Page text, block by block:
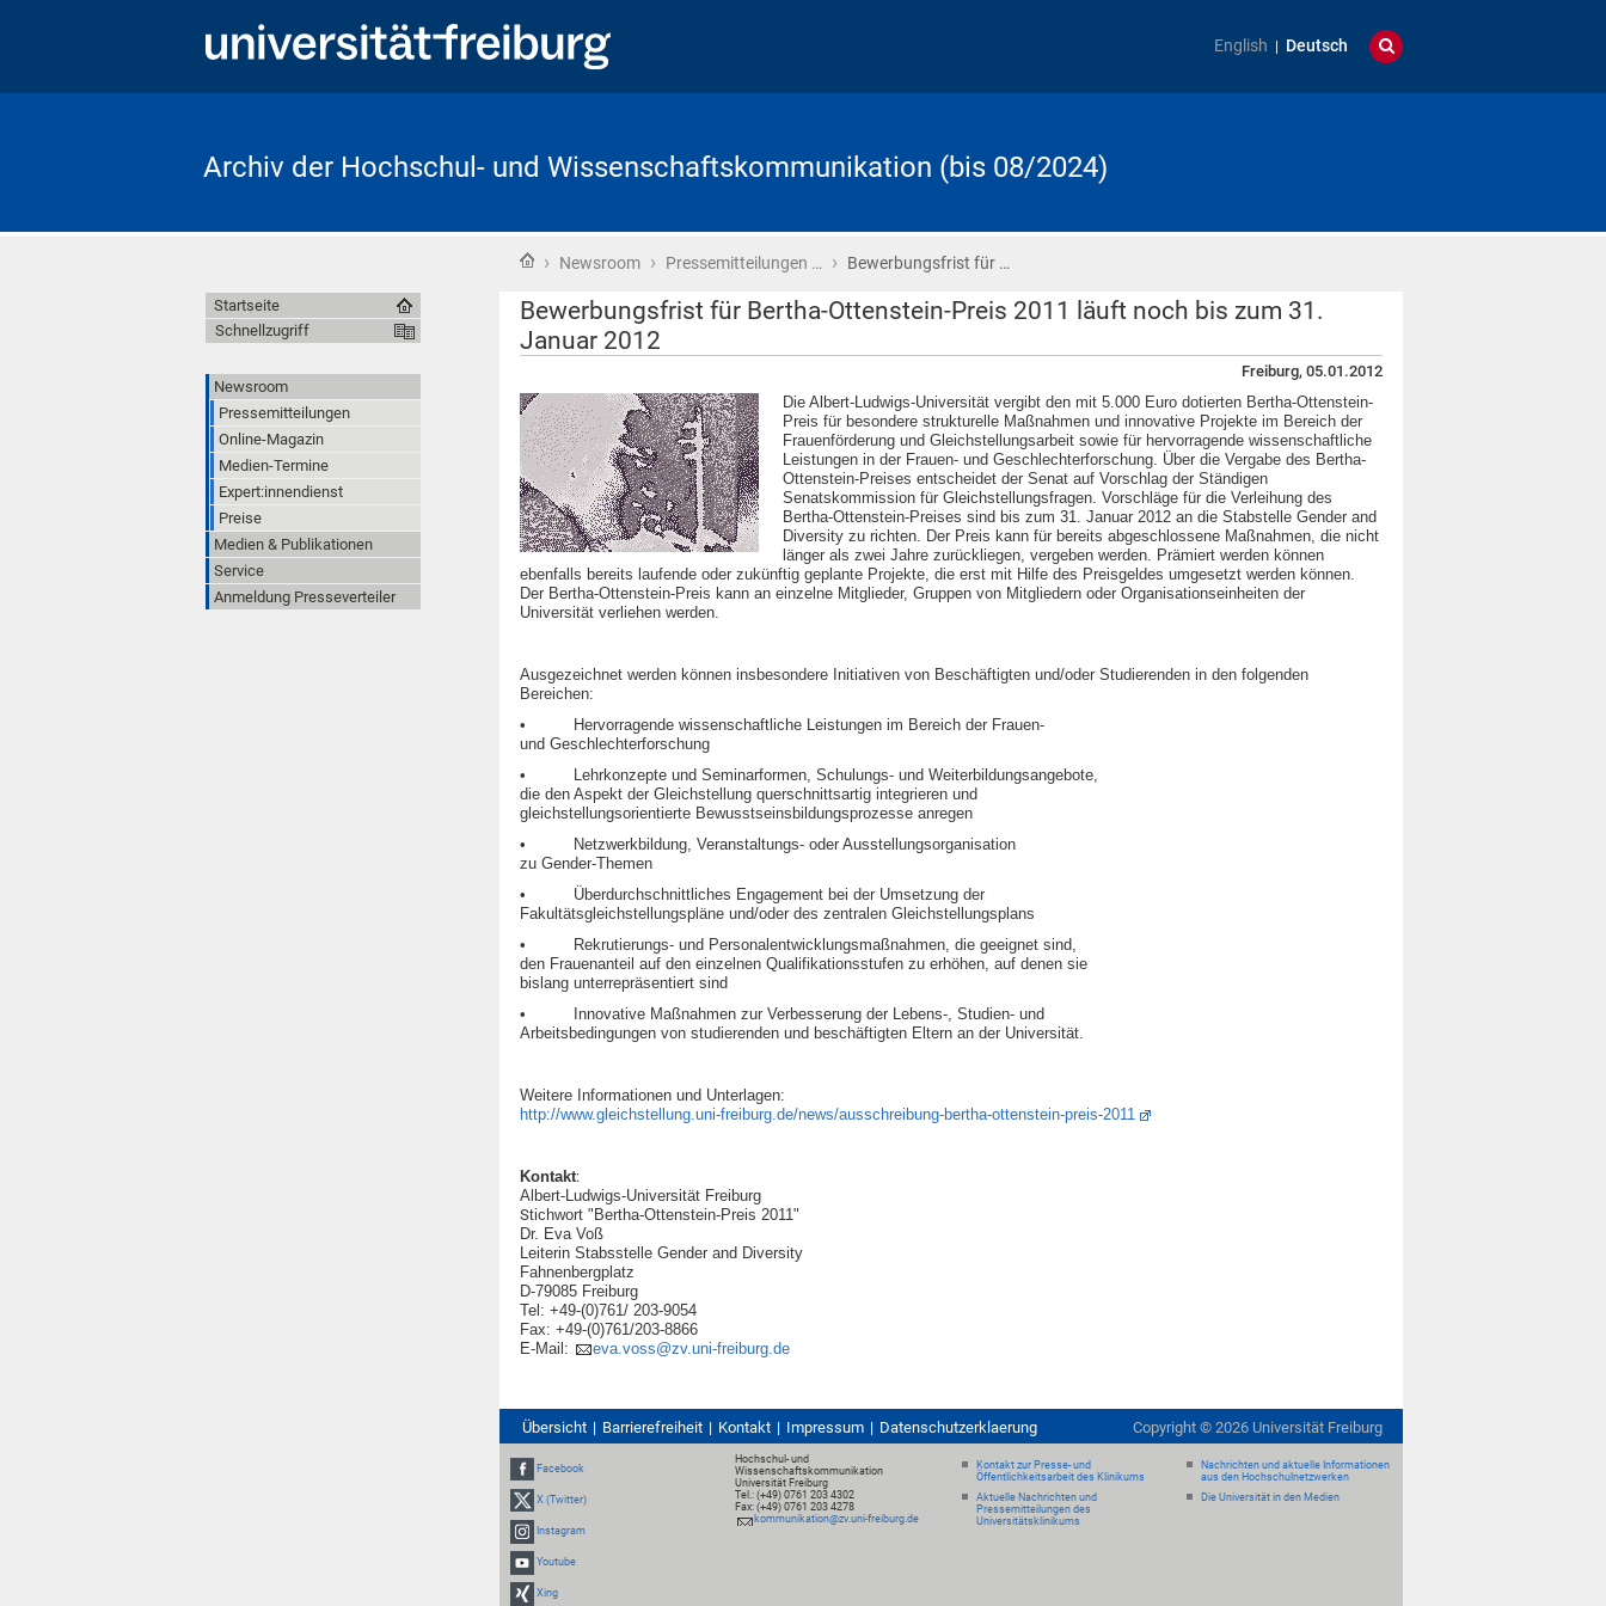
English Deutsch
Archiv der Hochschul- und Wissenschaftskommunikation (bis 08/2024)
Startseite
› Newsroom › Pressemitteilungen … › Bewerbungsfrist für …
Bewerbungsfrist für Bertha-Ottenstein-Preis 2011 läuft noch bis zum 31.
Januar 2012
Freiburg, 05.01.2012
Die Albert-Ludwigs-Universität vergibt den mit 5.000 Euro dotierten Bertha-Ottenstein-
Preis für besondere strukturelle Maßnahmen und innovative Projekte im Bereich der
Frauenförderung und Gleichstellungsarbeit sowie für hervorragende wissenschaftliche
Leistungen in der Frauen- und Geschlechterforschung. Über die Vergabe des Bertha-
Ottenstein-Preises entscheidet der Senat auf Vorschlag der Ständigen
Senatskommission für Gleichstellungsfragen. Vorschläge für die Verleihung des
Bertha-Ottenstein-Preises sind bis zum 31. Januar 2012 an die Stabstelle Gender and
Diversity zu richten. Der Preis kann für bereits abgeschlossene Maßnahmen, die nicht
länger als zwei Jahre zurückliegen, vergeben werden. Prämiert werden können
ebenfalls bereits laufende oder zukünftig geplante Projekte, die erst mit Hilfe des Preisgeldes umgesetzt werden können.
Der Bertha-Ottenstein-Preis kann an einzelne Mitglieder, Gruppen von Mitgliedern oder Organisationseinheiten der
Universität verliehen werden.
Ausgezeichnet werden können insbesondere Initiativen von Beschäftigten und/oder Studierenden in den folgenden
Bereichen:
•
Hervorragende wissenschaftliche Leistungen im Bereich der Frauen-
und Geschlechterforschung
•
Lehrkonzepte und Seminarformen, Schulungs- und Weiterbildungsangebote,
die den Aspekt der Gleichstellung querschnittsartig integrieren und
gleichstellungsorientierte Bewusstseinsbildungsprozesse anregen
•
Netzwerkbildung, Veranstaltungs- oder Ausstellungsorganisation
zu Gender-Themen
•
Überdurchschnittliches Engagement bei der Umsetzung der
Fakultätsgleichstellungspläne und/oder des zentralen Gleichstellungsplans
•
Rekrutierungs- und Personalentwicklungsmaßnahmen, die geeignet sind,
den Frauenanteil auf den einzelnen Qualifikationsstufen zu erhöhen, auf denen sie
bislang unterrepräsentiert sind
•
Innovative Maßnahmen zur Verbesserung der Lebens-, Studien- und
Arbeitsbedingungen von studierenden und beschäftigten Eltern an der Universität.
Weitere Informationen und Unterlagen:
http://www.gleichstellung.uni-freiburg.de/news/ausschreibung-bertha-ottenstein-preis-2011
Kontakt:
Albert-Ludwigs-Universität Freiburg
Stichwort "Bertha-Ottenstein-Preis 2011"
Dr. Eva Voß
Leiterin Stabsstelle Gender and Diversity
Fahnenbergplatz
D-79085 Freiburg
Tel: +49-(0)761/ 203-9054
Fax: +49-(0)761/203-8866
E-Mail:
eva.voss@zv.uni-freiburg.de
Startseite
Schnellzugriff
Newsroom
Pressemitteilungen
Online-Magazin
Medien-Termine
Expert:innendienst
Preise
Medien & Publikationen
Service
Anmeldung Presseverteiler
Übersicht Barrierefreiheit Kontakt Impressum Datenschutzerklaerung Copyright © 2026 Universität Freiburg
Facebook
X (Twitter)
Instagram
Youtube
Xing
Hochschul- und
Wissenschaftskommunikation
Universität Freiburg
Tel.: (+49) 0761 203 4302
Fax: (+49) 0761 203 4278
kommunikation@zv.uni-freiburg.de
Kontakt zur Presse- und
Öffentlichkeitsarbeit des Klinikums
Aktuelle Nachrichten und
Pressemitteilungen des
Universitätsklinikums
Nachrichten und aktuelle Informationen
aus den Hochschulnetzwerken
Die Universität in den Medien